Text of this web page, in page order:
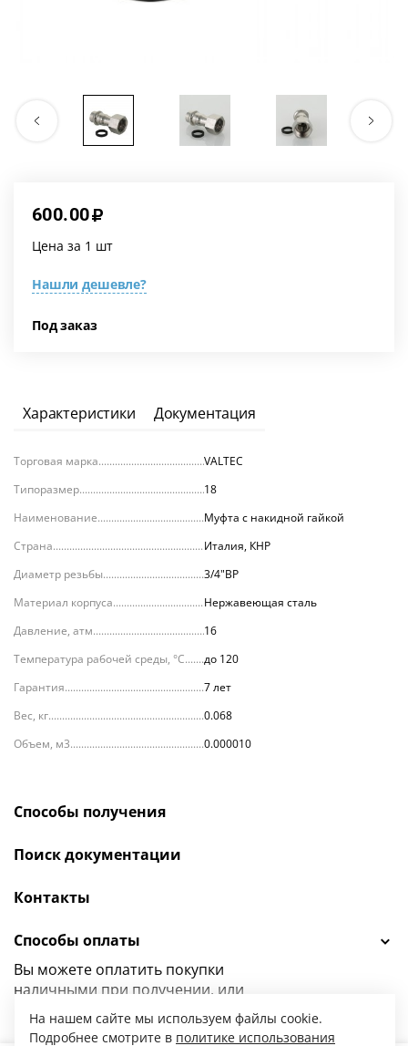
600.00
Нашли дешевле?
Цена за 1 шт
Под заказ
Характеристики Документация
Торговая марка
VALTEC
Типоразмер
18
Наименование
Муфта с накидной гайкой
Страна
Италия, КНР
Диаметр резьбы
3/4"ВР
Материал корпуса
Нержавеющая сталь
Давление, атм.
16
Температура рабочей среды, °С
до 120
Гарантия
7 лет
Вес, кг
0.068
Объем, м3
0.000010
Способы получения
Поиск документации
Контакты
Способы оплаты
Вы можете оплатить покупки
наличными при получении, или
выбрать
другой способ оплаты.
На нашем сайте мы используем файлы cookie.
Подробнее смотрите в политике использования